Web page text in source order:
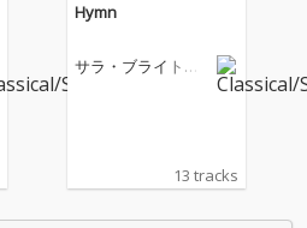
Hymn
サラ・ブライトマ
13 tracks